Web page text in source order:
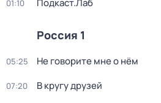
01:10 Подкаст.Лаб
Россия 1
05:25 Не говорите мне о нём
07:20 В кругу друзей